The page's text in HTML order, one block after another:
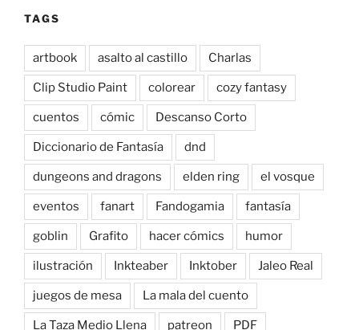
TAGS
artbook asalto al castillo Charlas
Clip Studio Paint colorear cozy fantasy
cuentos cómic Descanso Corto
Diccionario de Fantasía dnd
dungeons and dragons elden ring el vosque
eventos fanart Fandogamia fantasía
goblin Grafito hacer cómics humor
ilustración Inkteaber Inktober Jaleo Real
juegos de mesa La mala del cuento
La Taza Medio Llena patreon PDF